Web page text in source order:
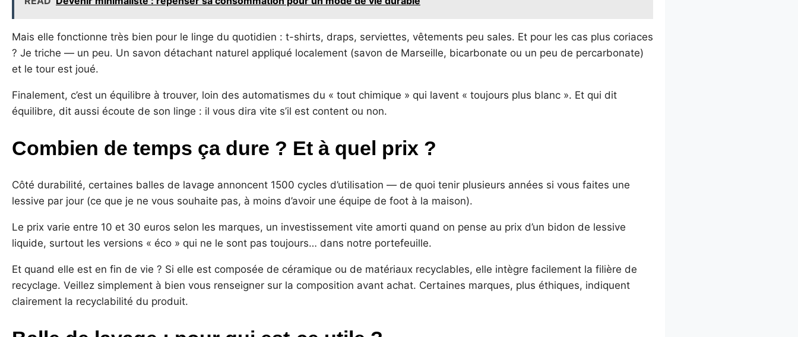
Mais elle fonctionne très bien pour le linge du quotidien : t-shirts, draps, serviettes, vêtements peu sales. Et pour les cas plus coriaces
? Je triche — un peu. Un savon détachant naturel appliqué localement (savon de Marseille, bicarbonate ou un peu de percarbonate)
et le tour est joué.
Finalement, c’est un équilibre à trouver, loin des automatismes du « tout chimique » qui lavent « toujours plus blanc ». Et qui dit
équilibre, dit aussi écoute de son linge : il vous dira vite s’il est content ou non.
Combien de temps ça dure ? Et à quel prix ?
Côté durabilité, certaines balles de lavage annoncent 1500 cycles d’utilisation — de quoi tenir plusieurs années si vous faites une
lessive par jour (ce que je ne vous souhaite pas, à moins d’avoir une équipe de foot à la maison).
Le prix varie entre 10 et 30 euros selon les marques, un investissement vite amorti quand on pense au prix d’un bidon de lessive
liquide, surtout les versions « éco » qui ne le sont pas toujours… dans notre portefeuille.
Et quand elle est en fin de vie ? Si elle est composée de céramique ou de matériaux recyclables, elle intègre facilement la filière de
recyclage. Veillez simplement à bien vous renseigner sur la composition avant achat. Certaines marques, plus éthiques, indiquent
clairement la recyclabilité du produit.